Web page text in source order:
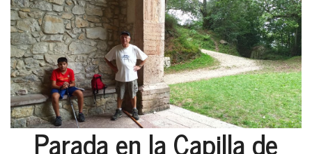
Parada en la Capilla de